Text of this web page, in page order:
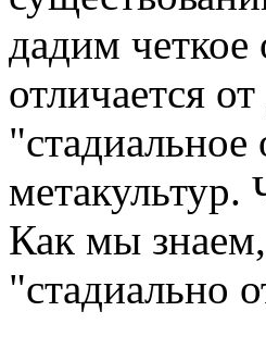
дадим четкое
отличается
метакультур.
Как мы
"стадиально